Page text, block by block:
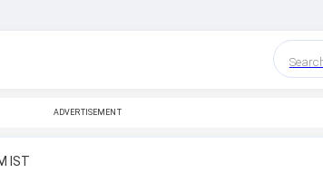
ADVERTISEMENT
IST